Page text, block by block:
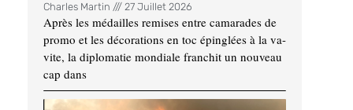
Charles Martin 27 Juillet 2026
Après les médailles remises entre camarades de
promo et les décorations en toc épinglées à la va-
vite, la diplomatie mondiale franchit un nouveau
cap dans